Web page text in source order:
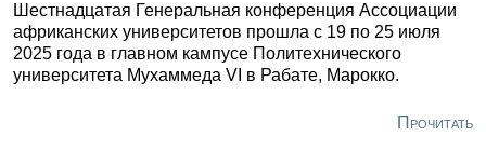
Шестнадцатая Генеральная конференция Ассоциации
африканских университетов прошла с 19 по 25 июля
2025 года в главном кампусе Политехнического
университета Мухаммеда VI в Рабате, Марокко.
Прочитать